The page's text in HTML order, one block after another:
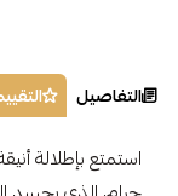
التفاصيل